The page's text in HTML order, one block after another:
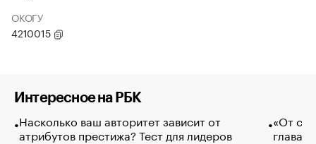
ОКОГУ
4210015
Интересное на РБК
Насколько ваш авторитет зависит от
атрибутов престижа? Тест для лидеров
«От
глава